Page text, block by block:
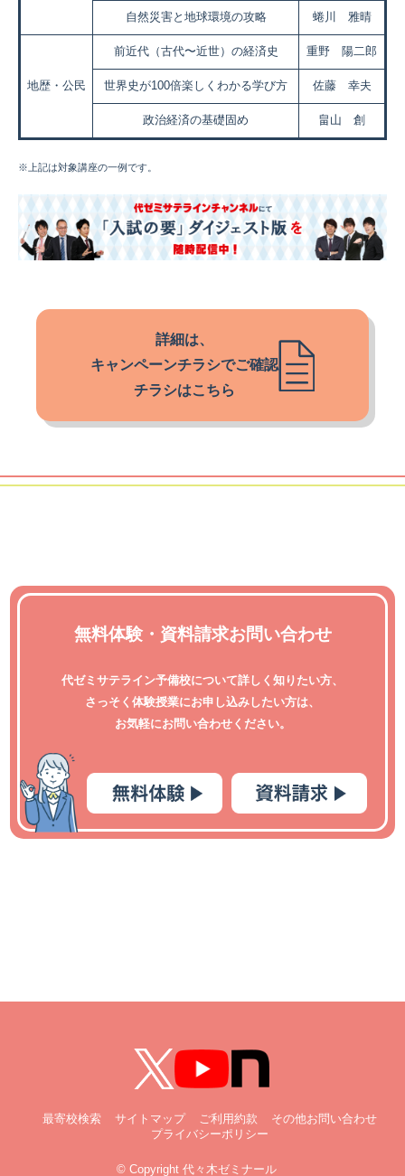
自然災害と地球環境の攻略 蜷川 雅晴
地歴・公民
前近代（古代〜近世）の経済史 重野 陽二郎
世界史が100倍楽しくわかる学び方 佐藤 幸夫
政治経済の基礎固め 畠山 創
※上記は対象講座の一例です。
詳細は、
キャンペーンチラシでご確認
チラシはこちら
無料体験・資料請求お問い合わせ
代ゼミサテライン予備校について詳しく知りたい方、
さっそく体験授業にお申し込みしたい方は、
お気軽にお問い合わせください。
最寄校検索 サイトマップ ご利用約款
その他お問い合わせ
プライバシーポリシー
© Copyright 代々木ゼミナール